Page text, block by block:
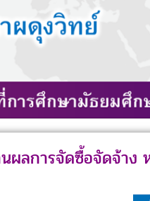
ผลการจัดซื้อจัดจ้าง